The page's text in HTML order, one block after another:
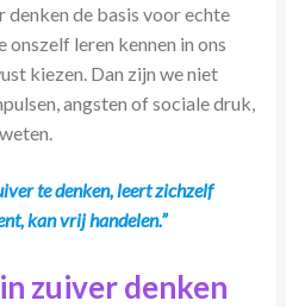
denken de basis voor echte
onszelf leren kennen in ons
kiezen. Dan zijn we niet
angsten of sociale druk,
te denken, leert zichzelf
kan vrij handelen.”
zuiver denken